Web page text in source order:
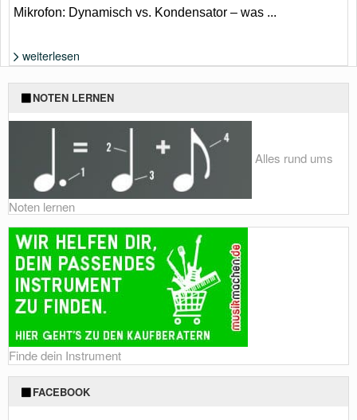
Foto: Shutterstock von TandemBranding
Mikrofon: Dynamisch vs. Kondensator – was ...
weiterlesen
NOTEN LERNEN
Alles rund ums
Noten lernen
Finde dein Instrument
FACEBOOK